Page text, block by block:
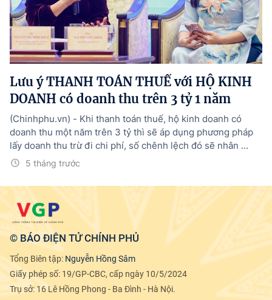
© BÁO ĐIỆN TỬ CHÍNH PHỦ
Tổng Giám đốc:
Nguyễn Hồng Sâm
Trụ sở: 16 Lê Hồng Phong - Ba Đình - Hà Nội.
Email: thongtinchinhphu@chinhphu.vn.
Bản quyền thuộc Báo Điện tử Chính phủ - Cổng Thông tin điện tử Chính
Ghi rõ nguồn "Báo Điện tử Chính phủ", "Cổng Thông tin điện tử Chính phủ",
Lưu ý THANH TOÁN THUẾ với HỘ KINH
DOANH có doanh thu trên 3 tỷ 1 năm
5 tháng trước
(Chinhphu.vn) - Khi thanh toán thuế, hộ kinh doanh có
doanh thu một năm trên 3 tỷ thì sẽ áp dụng phương pháp
lấy doanh thu trừ đi chi phí, số chênh lệch đó sẽ nhân ...
© BÁO ĐIỆN TỬ CHÍNH PHỦ
Tổng Biên tập: Nguyễn Hồng Sâm
Giấy phép số: 19/GP-CBC, cấp ngày 10/5/2024
Trụ sở: 16 Lê Hồng Phong - Ba Đình - Hà Nội.